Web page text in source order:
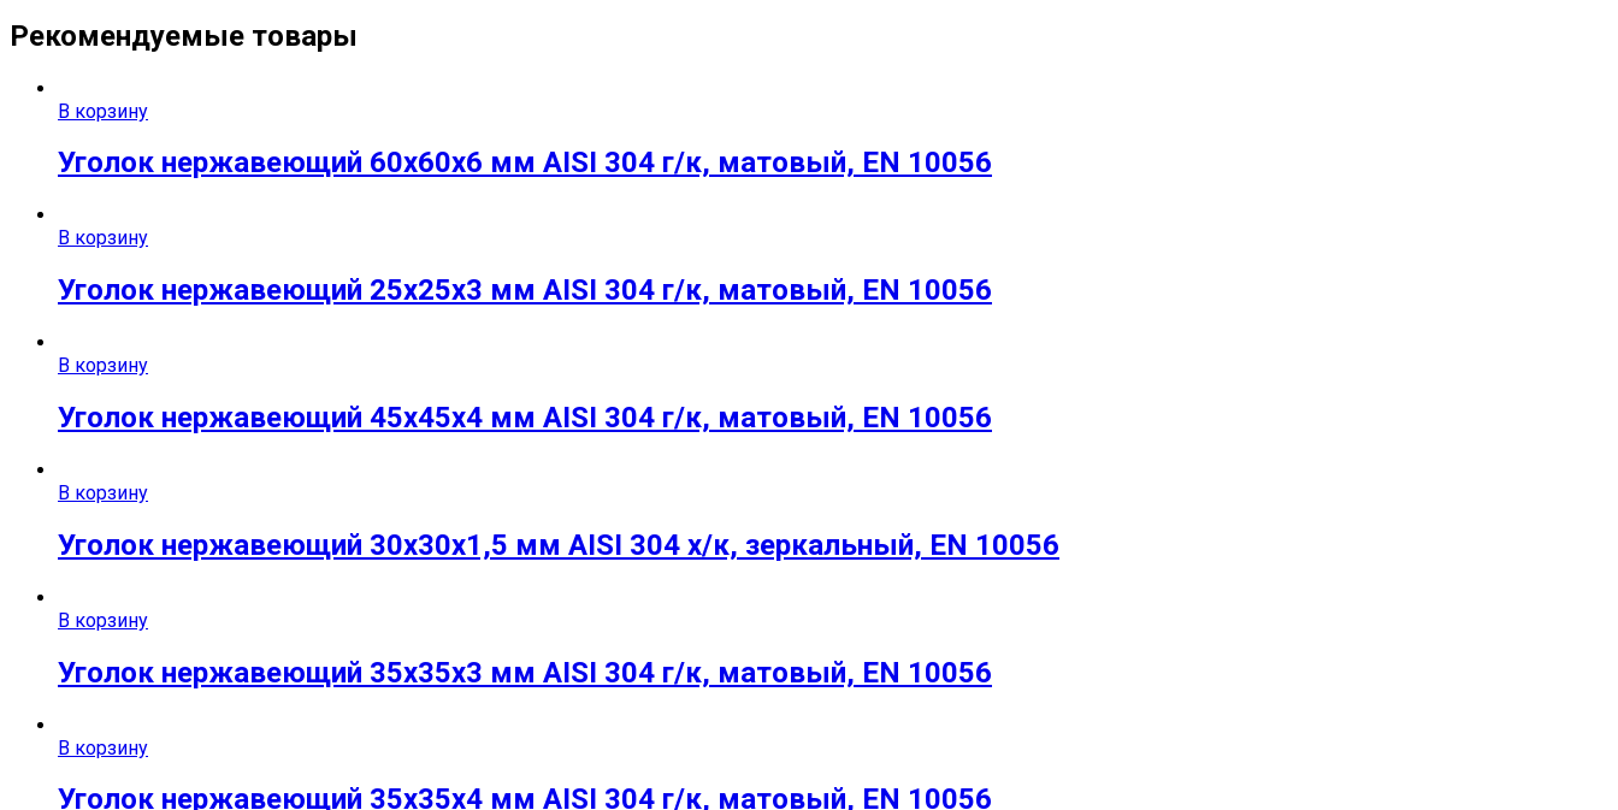
Рекомендуемые товары
В корзину
Уголок нержавеющий 60х60х6 мм AISI 304 г/к, матовый, EN 10056
В корзину
Уголок нержавеющий 25х25х3 мм AISI 304 г/к, матовый, EN 10056
В корзину
Уголок нержавеющий 45х45х4 мм AISI 304 г/к, матовый, EN 10056
В корзину
Уголок нержавеющий 30х30х1,5 мм AISI 304 х/к, зеркальный, EN 10056
В корзину
Уголок нержавеющий 35х35х3 мм AISI 304 г/к, матовый, EN 10056
В корзину
Уголок нержавеющий 35х35х4 мм AISI 304 г/к, матовый, EN 10056